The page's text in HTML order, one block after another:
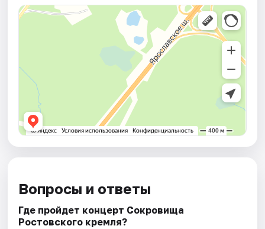
Вопросы и ответы
Где пройдет концерт Сокровища
Ростовского кремля?